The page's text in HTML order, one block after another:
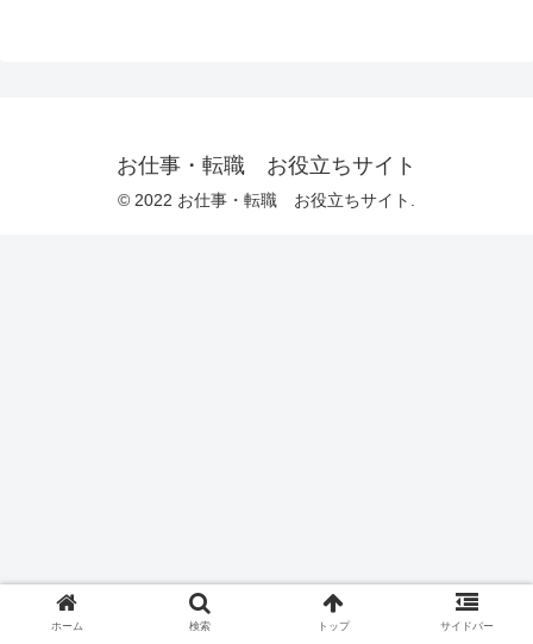
お仕事・転職 お役立ちサイト
© 2022 お仕事・転職 お役立ちサイト.
ホーム 検索 トップ サイドバー